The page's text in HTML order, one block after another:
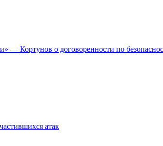
— Кортунов о договоренности по
атак